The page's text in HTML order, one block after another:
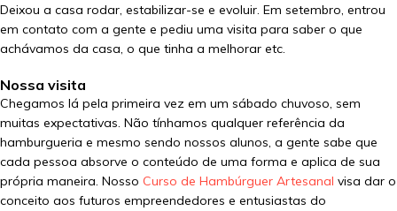
Deixou a casa rodar, estabilizar-se e evoluir. Em setembro, entrou
em contato com a gente e pediu uma visita para saber o que
achávamos da casa, o que tinha a melhorar etc.
Nossa visita
Chegamos lá pela primeira vez em um sábado chuvoso, sem
muitas expectativas. Não tínhamos qualquer referência da
hamburgueria e mesmo sendo nossos alunos, a gente sabe que
cada pessoa absorve o conteúdo de uma forma e aplica de sua
própria maneira. Nosso Curso de Hambúrguer Artesanal visa dar o
conceito aos futuros empreendedores e entusiastas do